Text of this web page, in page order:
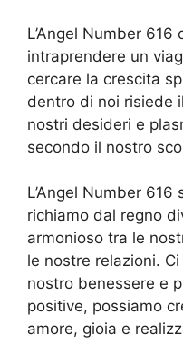
L’Angel Number 616
intraprendere un
cercare la crescita
dentro di noi risiede
nostri desideri e
secondo il nostro
L’Angel Number
richiamo dal regno
armonioso tra le
le nostre relazioni.
nostro benessere e
positive, possiamo
amore, gioia e